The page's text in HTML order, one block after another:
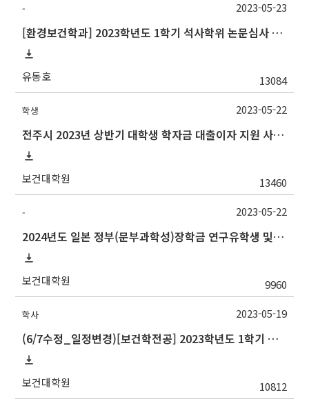
-
[환경보건학과] 2023학년도 1학기 석사학위 논문심사 일정
유동호 13084
2023-05-23
학생
전주시 2023년 상반기 대학생 학자금 대출이자 지원 사업 안내
보건대학원 13460
2023-05-22
-
2024년도 일본 정부(문부과학성)장학금 연구유학생 및 일한공동고등교육 유학생 교류사업(석사·박사학위 과정) 선발
보건대학원 9960
2023-05-22
학사
(6/7수정_일정변경) [보건학전공] 2023학년도 1학기 석사학위 논문심사 일정
보건대학원 10812
2023-05-19